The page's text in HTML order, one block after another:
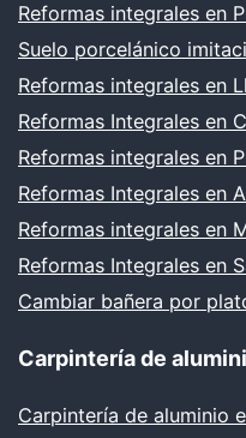
Reformas integrales en
Suelo porcelánico
Reformas integrales en
Reformas Integrales en
Reformas integrales en
Reformas Integrales en
Reformas integrales en
Reformas Integrales en
Cambiar bañera por
Carpintería de
Carpintería de aluminio